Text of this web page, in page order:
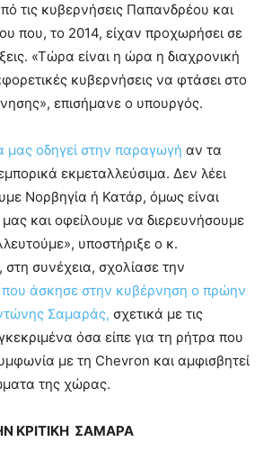
τις κυβερνήσεις Παπανδρέου και
που, το 2014, είχαν προχωρήσει σε
«Τώρα είναι η ώρα η διαχρονική
κυβερνήσεις να φτάσει στο
επισήμανε ο υπουργός.
μας οδηγεί στην παραγωγή αν τα
εκμεταλλεύσιμα. Δεν λέει
Νορβηγία ή Κατάρ, όμως είναι
και οφείλουμε να διερευνήσουμε
υποστήριξε ο κ.
συνέχεια, σχολίασε την
που άσκησε στην κυβέρνηση ο πρώην
Σαμαράς, σχετικά με τις
όσα είπε για τη ρήτρα που
με τη Chevron και αμφισβητεί
της χώρας.
ΚΡΙΤΙΚΗ ΣΑΜΑΡΑ